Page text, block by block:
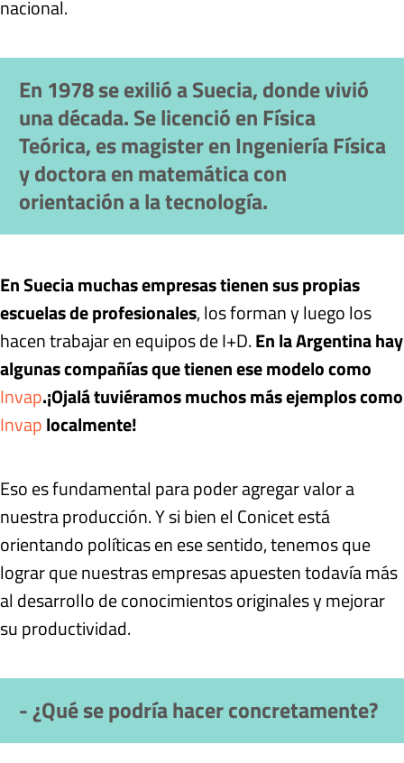
nacional.
En 1978 se exilió a Suecia, donde vivió
una década. Se licenció en Física
Teórica, es magister en Ingeniería Física
y doctora en matemática con
orientación a la tecnología.
En Suecia muchas empresas tienen sus propias
escuelas de profesionales, los forman y luego los
hacen trabajar en equipos de I+D.En la Argentina hay
algunas compañías que tienen ese modelo como
Invap.¡Ojalá tuviéramos muchos más ejemplos como
Invaplocalmente!
Eso es fundamental para poder agregar valor a
nuestra producción. Y si bien el Conicet está
orientando políticas en ese sentido, tenemos que
lograr que nuestras empresas apuesten todavía más
al desarrollo de conocimientos originales y mejorar
su productividad.
- ¿Qué se podría hacer concretamente?